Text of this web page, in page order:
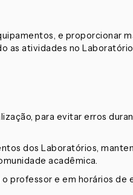
e proporcionar
as atividades no
para evitar erros
dos Laboratórios,
acadêmica.
professor e em horários de